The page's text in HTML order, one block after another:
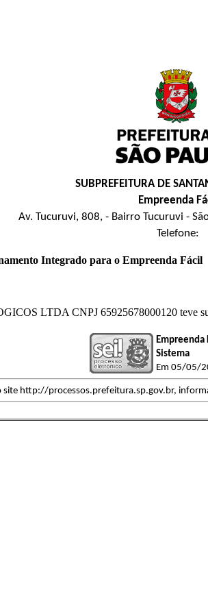
SUBPREFEITURA DE
Empreenda
Av. Tucuruvi, 808, - Bairro Tucuruvi -
Telefone:
Integrado para o Empreenda Fácil
LTDA CNPJ 65925678000120 teve
Empreenda
Sistema
Em 05/05/
http://processos.prefeitura.sp.gov.br,